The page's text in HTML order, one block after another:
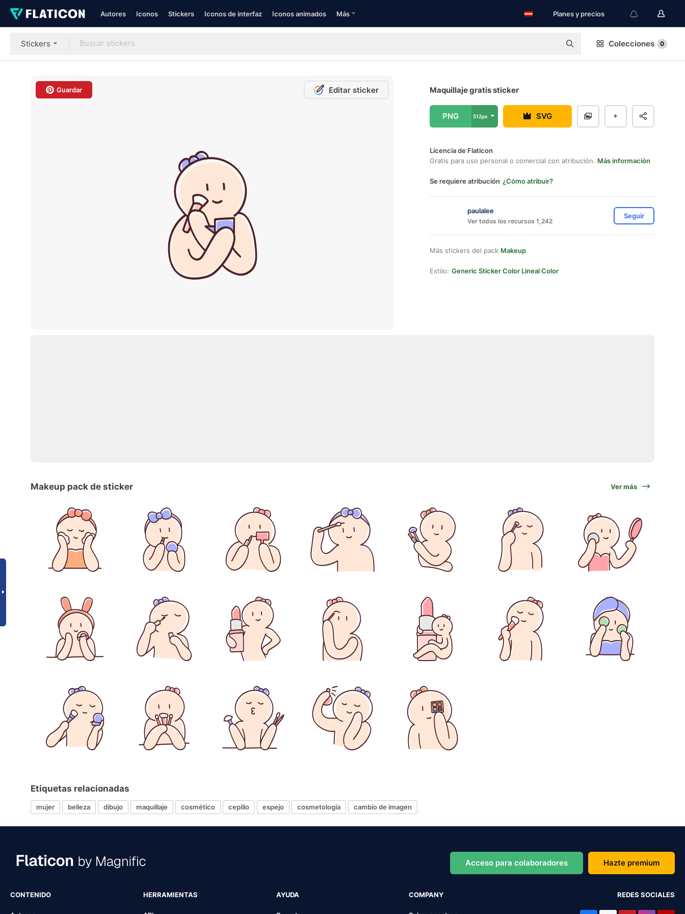
Autores Iconos Stickers Iconos de interfaz Iconos animados Más Planes y precios
Stickers Colecciones 0
Guardar Editar sticker Maquillaje gratis sticker
PNG 512px SVG
Licencia de Flaticon
Gratis para uso personal o comercial con atribución. Más información
Se requiere atribución ¿Cómo atribuir?
paulalee
Ver todos los recursos 1,242
Seguir
Más stickers del pack Makeup
Estilo: Generic Sticker Color Lineal Color
Makeup pack de sticker Ver más
Etiquetas relacionadas
mujer belleza dibujo maquillaje cosmético cepillo espejo cosmetología cambio de imagen
Acceso para colaboradores Hazte premium
CONTENIDO HERRAMIENTAS AYUDA COMPANY REDES SOCIALES